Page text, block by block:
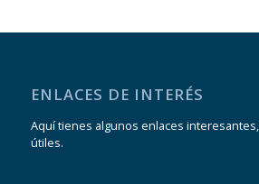
ENLACES DE INTERÉS
Aquí tienes algunos enlaces
útiles.